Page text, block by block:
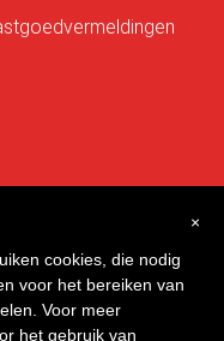
trademark of
with CIF / tax
07-05, 30389 La
×
cookies, die nodig
voor het bereiken van
Voor meer
het gebruik van